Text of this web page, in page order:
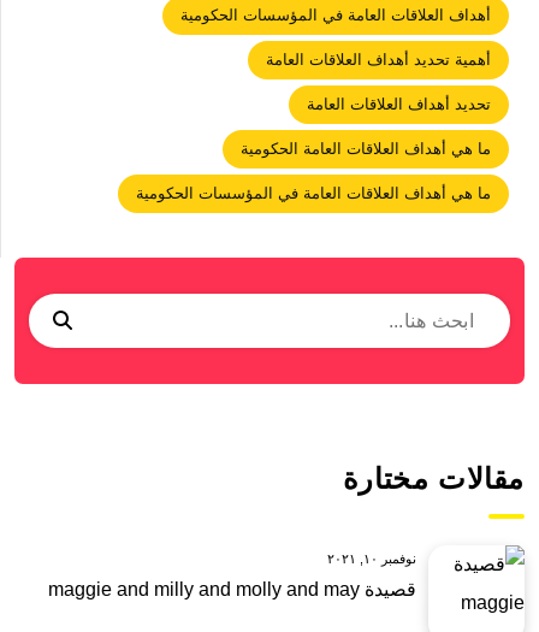
أهداف العلاقات العامة في المؤسسات الحكومية
أهمية تحديد أهداف العلاقات العامة
تحديد أهداف العلاقات العامة
ما هي أهداف العلاقات العامة الحكومية
ما هي أهداف العلاقات العامة في المؤسسات الحكومية
مقالات مختارة
نوفمبر ١٠, ٢٠٢١
قصيدة maggie and milly and molly and may